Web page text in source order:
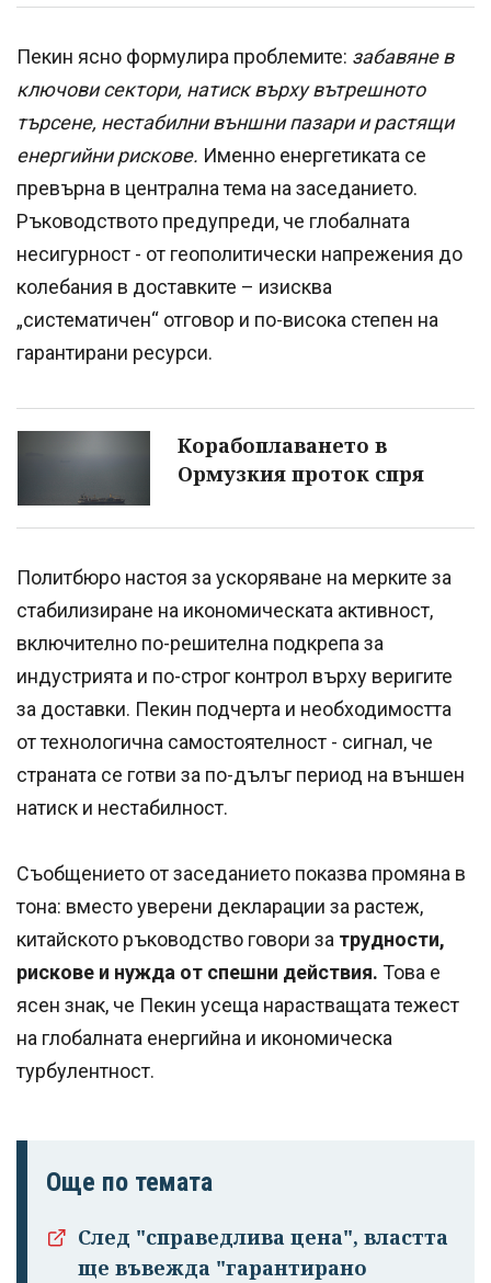
Успешно
Пекин ясно формулира проблемите: забавяне в
ключови сектори, натиск върху вътрешното
търсене, нестабилни външни пазари и растящи
енергийни рискове. Именно енергетиката се
превърна в централна тема на заседанието.
Ръководството предупреди, че глобалната
несигурност - от геополитически напрежения до
колебания в доставките – изисква
„систематичен“ отговор и по-висока степен на
гарантирани ресурси.
Корабоплаването в
Ормузкия проток спря
Политбюро настоя за ускоряване на мерките за
стабилизиране на икономическата активност,
включително по-решителна подкрепа за
индустрията и по-строг контрол върху веригите
за доставки. Пекин подчерта и необходимостта
от технологична самостоятелност - сигнал, че
страната се готви за по-дълъг период на външен
натиск и нестабилност.
Съобщението от заседанието показва промяна в
тона: вместо уверени декларации за растеж,
китайското ръководство говори за трудности,
рискове и нужда от спешни действия. Това е
ясен знак, че Пекин усеща нарастващата тежест
на глобалната енергийна и икономическа
турбулентност.
Още по темата
След "справедлива цена", властта
ще въвежда "гарантирано